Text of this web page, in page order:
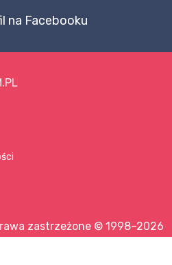
na Facebooku
zastrzeżone © 1998–2026